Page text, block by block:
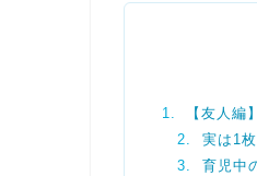
【友人
実は1
育児中